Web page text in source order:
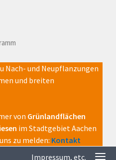
Nach- und Neupflanzungen
und breiten
von Grünlandflächen
im Stadtgebiet Aachen
zu melden: Kontakt